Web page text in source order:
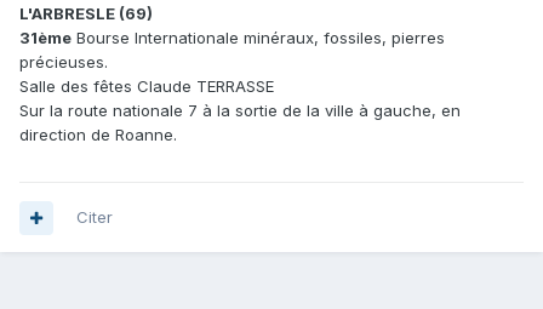
L'ARBRESLE (69)
31ème Bourse Internationale minéraux, fossiles, pierres
précieuses.
Salle des fêtes Claude TERRASSE
Sur la route nationale 7 à la sortie de la ville à gauche, en
direction de Roanne.
Citer